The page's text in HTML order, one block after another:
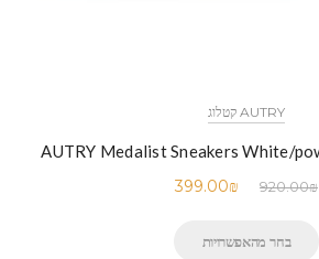
AUTRY קטלוג
920.00₪
399.00₪
בחר מהאפשרויות